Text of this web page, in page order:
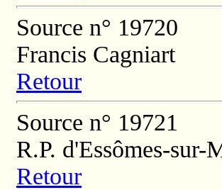
Source n° 19720
Francis Cagniart
Retour
Source n° 19721
R.P. d'Essômes-sur-
Retour